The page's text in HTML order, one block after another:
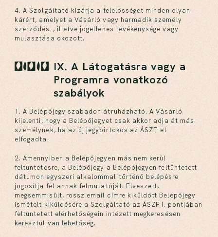
4. A Szolgáltató kizárja a felelősséget minden olyan
kárért, amelyet a Vásárló vagy harmadik személy
szerződés-, illetve jogellenes tevékenysége vagy
mulasztása okozott.
IX. A Látogatásra vagy a
Programra vonatkozó
szabályok
1. A Belépőjegy szabadon átruházható. A Vásárló
kijelenti, hogy a Belépőjegyet csak akkor adja át más
személynek, ha az új jegybirtokos az ÁSZF-et
elfogadta.
2. Amennyiben a Belépőjegyen más nem kerül
feltüntetésre, a Belépőjegy a Belépőjegyen feltüntetett
dátumon egyszeri alkalommal történő belépésre
jogosítja fel annak felmutatóját. Elveszett,
megsemmisült, rossz email címre kiküldött Belépőjegy
ismételt kiküldésére a Szolgáltató az ÁSZF I. pontjában
feltüntetett elérhetőségein intézett megkeresésen
keresztül van lehetőség.